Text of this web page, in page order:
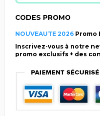
CODES PROMO
NOUVEAUTE 2026 Promo
Inscrivez-vous à notre
promo exclusifs + des